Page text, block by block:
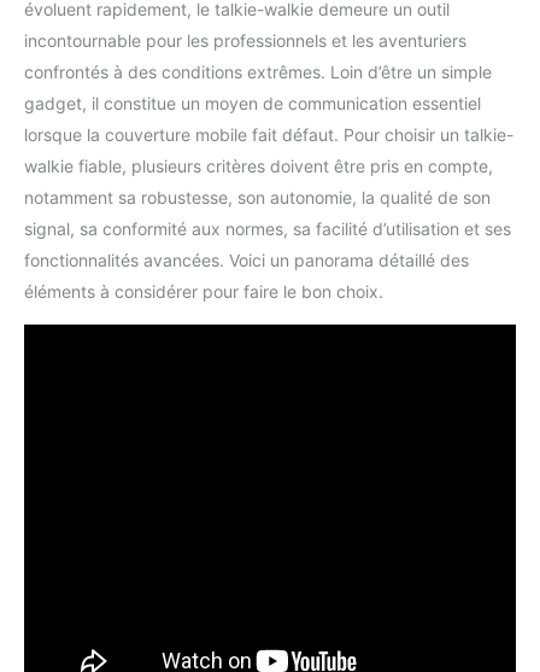
évoluent rapidement, le talkie-walkie demeure un outil
incontournable pour les professionnels et les aventuriers
confrontés à des conditions extrêmes. Loin d’être un simple
gadget, il constitue un moyen de communication essentiel
lorsque la couverture mobile fait défaut. Pour choisir un talkie-
walkie fiable, plusieurs critères doivent être pris en compte,
notamment sa robustesse, son autonomie, la qualité de son
signal, sa conformité aux normes, sa facilité d’utilisation et ses
fonctionnalités avancées. Voici un panorama détaillé des
éléments à considérer pour faire le bon choix.